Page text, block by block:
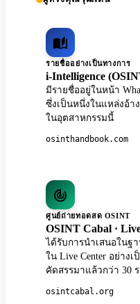
รายชื่ออย่างเป็นทางการ
i-Intelligence
มีรายชื่ออยู่ในหน้า
ซึ่งเป็นหนึ่งในแหล่งอ้า
ในอุตสาหกรรมนี้
osinthandbook.com
ศูนย์ถ่ายทอดสด OSINT
OSINT Cabal ·
ได้รับการนำเสนอในฐา
ใน Live Center อย่าง
คัดสรรมาแล้วกว่า 30
osintcabal.org